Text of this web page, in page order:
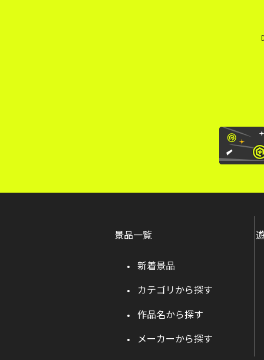
景品一覧
新着景品
カテゴリから探す
作品名から探す
メーカーから探す